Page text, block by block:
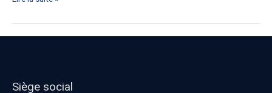
Siège social